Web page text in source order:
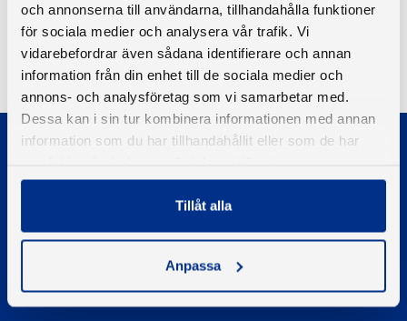
och annonserna till användarna, tillhandahålla funktioner
för sociala medier och analysera vår trafik. Vi
vidarebefordrar även sådana identifierare och annan
information från din enhet till de sociala medier och
annons- och analysföretag som vi samarbetar med.
Dessa kan i sin tur kombinera informationen med annan
information som du har tillhandahållit eller som de har
Tillåt alla
Anpassa
Tillbaka
© 2026 - Svenska Båtunionen
PIGMENT WEBBYRÅ